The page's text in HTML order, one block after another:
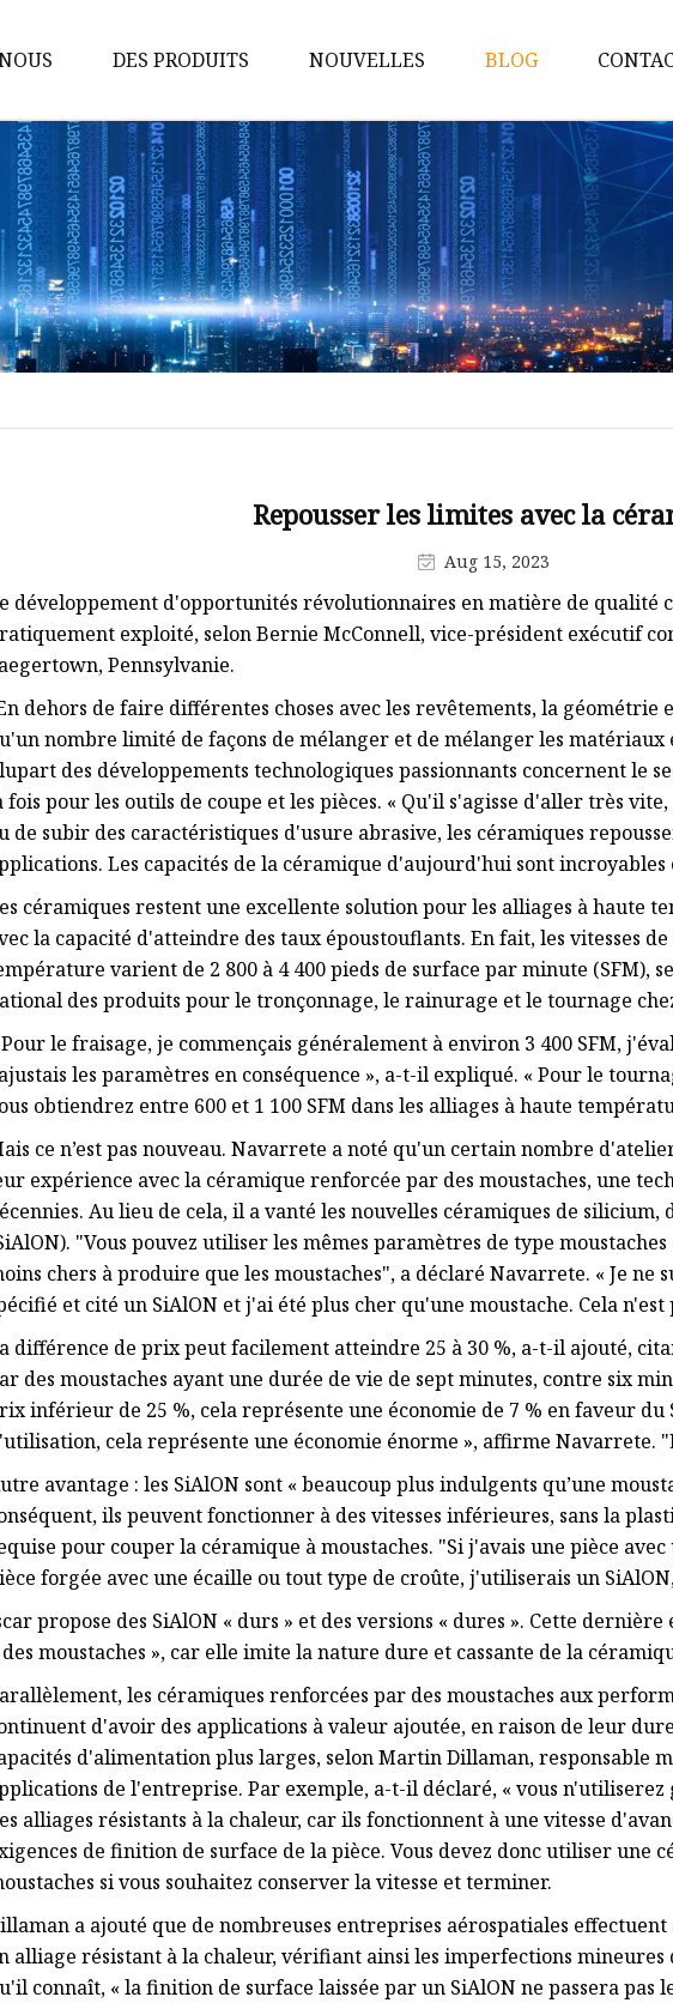
DES PRODUITS
Tige de carbure
Matrices en carbure
Inserts en carbure
Pièces d'usure en carbure
Outils de coupe en carbure
Tige en carbure de tungstène
Rouleaux de carbure de
Plaque de carbure de tungstène
Conseils pour l'extraction du
carbure
Enclumes en carbure de
tungstène
NOUVELLES BLOG
Repousser les limites avec la
Aug 15, 2023
développement d'opportunités révolutionnaires en matière de qualité
exploité, selon Bernie McConnell, vice-président exécutif
Pennsylvanie.
dehors de faire différentes choses avec les revêtements, la
nombre limité de façons de mélanger et de mélanger les
des développements technologiques passionnants concernent le
fois pour les outils de coupe et les pièces. « Qu'il s'agisse d'aller très
de subir des caractéristiques d'usure abrasive, les céramiques
Les capacités de la céramique d'aujourd'hui sont
céramiques restent une excellente solution pour les alliages à haute
la capacité d'atteindre des taux époustouflants. En fait, les vitesses
varient de 2 800 à 4 400 pieds de surface par minute (SFM),
des produits pour le tronçonnage, le rainurage et le tournage
Pour le fraisage, je commençais généralement à environ 3 400 SFM,
les paramètres en conséquence », a-t-il expliqué. « Pour le
obtiendrez entre 600 et 1 100 SFM dans les alliages à haute
ce n’est pas nouveau. Navarrete a noté qu'un certain nombre
expérience avec la céramique renforcée par des moustaches, une
Au lieu de cela, il a vanté les nouvelles céramiques de silicium,
"Vous pouvez utiliser les mêmes paramètres de type
chers à produire que les moustaches", a déclaré Navarrete. « Je ne
et cité un SiAlON et j'ai été plus cher qu'une moustache. Cela n'est
différence de prix peut facilement atteindre 25 à 30 %, a-t-il ajouté,
des moustaches ayant une durée de vie de sept minutes, contre six
inférieur de 25 %, cela représente une économie de 7 % en faveur du
cela représente une économie énorme », affirme Navarrete.
avantage : les SiAlON sont « beaucoup plus indulgents qu’une
ils peuvent fonctionner à des vitesses inférieures, sans la
pour couper la céramique à moustaches. "Si j'avais une pièce
forgée avec une écaille ou tout type de croûte, j'utiliserais un
propose des SiAlON « durs » et des versions « dures ». Cette
des moustaches », car elle imite la nature dure et cassante de la
les céramiques renforcées par des moustaches aux
d'avoir des applications à valeur ajoutée, en raison de leur
d'alimentation plus larges, selon Martin Dillaman, responsable
de l'entreprise. Par exemple, a-t-il déclaré, « vous n'utiliserez
alliages résistants à la chaleur, car ils fonctionnent à une vitesse
de finition de surface de la pièce. Vous devez donc utiliser une
si vous souhaitez conserver la vitesse et terminer.
a ajouté que de nombreuses entreprises aérospatiales effectuent
alliage résistant à la chaleur, vérifiant ainsi les imperfections mineures
connaît, « la finition de surface laissée par un SiAlON ne passera pas